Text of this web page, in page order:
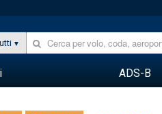
ADS-B